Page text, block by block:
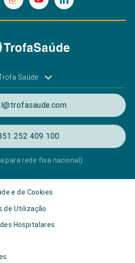
Saúde
252 409 100
para rede fixa nacional)
e de Cookies
de Utilização
Hospitalares